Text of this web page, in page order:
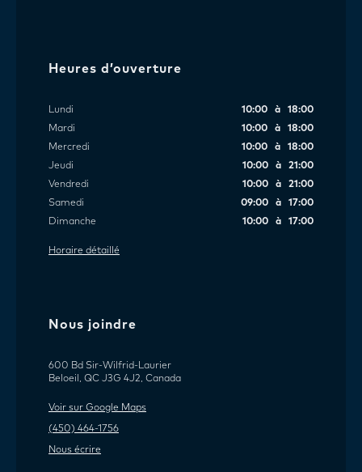
Heures d’ouverture
Lundi
10:00 à 18:00
Mardi
10:00 à 18:00
Mercredi
10:00 à 18:00
Jeudi
10:00 à 21:00
Vendredi
10:00 à 21:00
Samedi
09:00 à 17:00
Dimanche
10:00 à 17:00
Horaire détaillé
Nous joindre
600 Bd Sir-Wilfrid-Laurier
Beloeil, QC J3G 4J2, Canada
Voir sur Google Maps
(450) 464-1756
Nous écrire